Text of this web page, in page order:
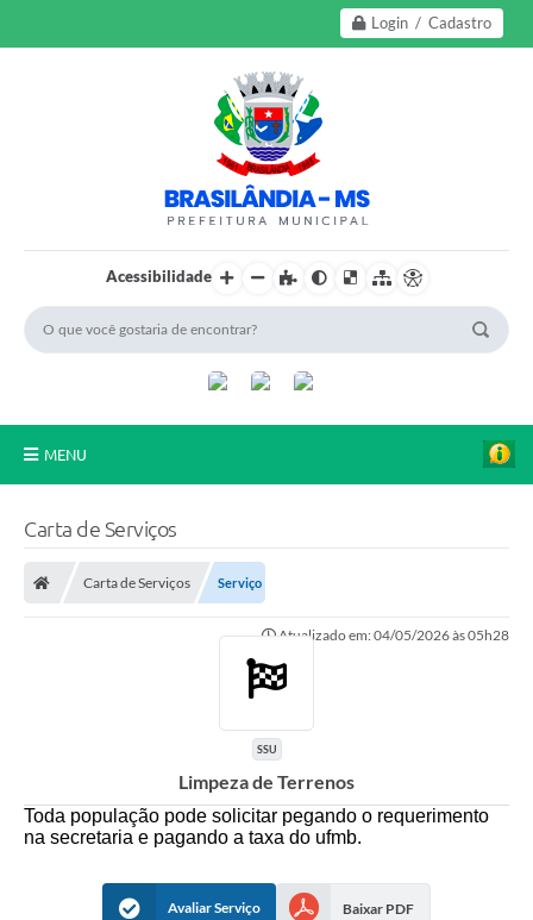
Login / Cadastro
Acessibilidade
MENU
Tributação
Diário Oficial
Carta de Serviços
Carta de Serviços Serviço
Atualizado em: 04/05/2026 às 05h28
SSU
Limpeza de Terrenos
Toda população pode solicitar pegando o requerimento
na secretaria e pagando a taxa do ufmb.
Avaliar Serviço Baixar PDF